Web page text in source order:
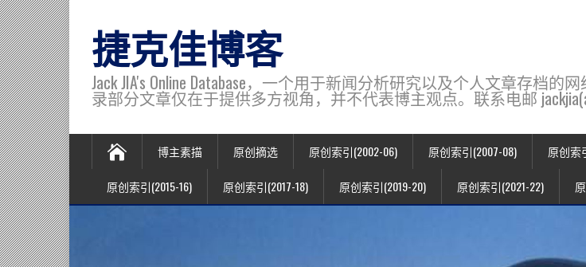
捷克佳博客
Jack JIA's Online Database，一个用于新闻分析研究以及个人文章存档的
录部分文章仅在于提供多方视角，并不代表博主观点。联系电邮
博主素描 原创摘选 原创索引(2002-06) 原创索引(2007-08) 原创索
原创索引(2015-16) 原创索引(2017-18) 原创索引(2019-20) 原创索引(2021-22)